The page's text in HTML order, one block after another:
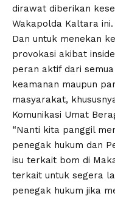
dirawat diberikan
Wakapolda Kaltara ini.
Dan untuk menekan
provokasi akibat
peran aktif dari
keamanan maupun
masyarakat,
Komunikasi Umat
“Nanti kita panggil
penegak hukum dan
isu terkait bom di
terkait untuk segera
penegak hukum jika